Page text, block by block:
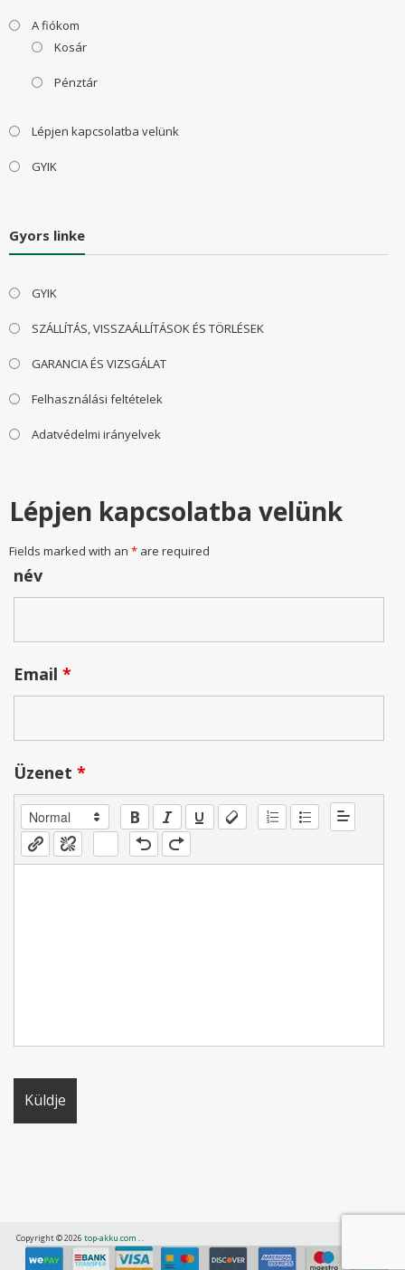
A fiókom
Kosár
Pénztár
Lépjen kapcsolatba velünk
GYIK
Gyors linke
GYIK
SZÁLLÍTÁS, VISSZAÁLLÍTÁSOK ÉS TÖRLÉSEK
GARANCIA ÉS VIZSGÁLAT
Felhasználási feltételek
Adatvédelmi irányelvek
Lépjen kapcsolatba velünk
Fields marked with an *are required
név
Email *
Üzenet *
Copyright © 2026 top-akku.com ..